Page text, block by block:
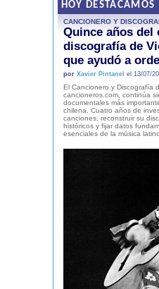
HOY DESTACAMOS
CANCIONERO Y
Quince años del
discografía de
que ayudó a
por Xavier Pintanel el 13/07/
El Cancionero y Discografía
cancioneros.com, continúa
documentales más
chilena. Cuatro años de
canciones, reconstruir su
históricos y fijar datos
esenciales de la música